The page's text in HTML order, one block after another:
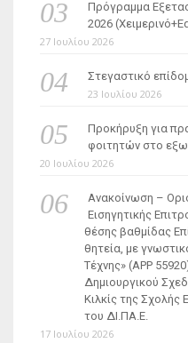
Πρόγραμμα
2026
27 Ιουλίου 2026
Στεγαστικό
23 Ιουλίου 2026
Προκήρυξη για
φοιτητών στο
20 Ιουλίου 2026
Ανακοίνωση –
Εισηγητικής
θέσης βαθμίδας
θητεία, με
Τέχνης» (ΑΡΡ
Δημιουργικού
Κιλκίς της Σχολής
του ΔΙ.ΠΑ.Ε.
17 Ιουλίου 2026